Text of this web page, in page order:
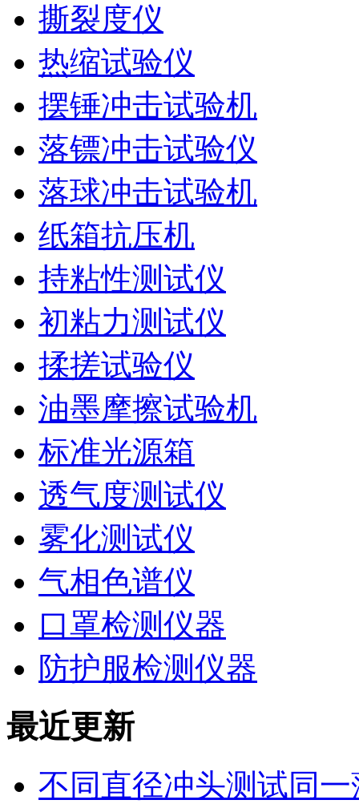
撕裂度仪
热缩试验仪
摆锤冲击试验机
落镖冲击试验仪
落球冲击试验机
纸箱抗压机
持粘性测试仪
初粘力测试仪
揉搓试验仪
油墨摩擦试验机
标准光源箱
透气度测试仪
雾化测试仪
气相色谱仪
口罩检测仪器
防护服检测仪器
最近更新
不同直径冲头测试同